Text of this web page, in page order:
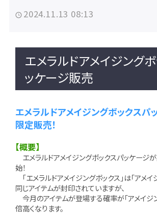
2024.11.13 08:13
エメラルドアメイジング
ッケージ販売
エメラルドアメイジングボックスパ
限定販売！
【概要】
エメラルドアメイジングボックスパッケージ
始！
「エメラルドアメイジングボックス」は「アメイ
同じアイテムが封印されていますが、
今月のアイテムが登場する確率が「アメイジ
倍高くなります。